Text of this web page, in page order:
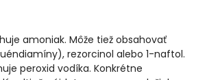
amoniak. Môže tiež obsahovať
rezorcinol alebo 1-naftol.
peroxid vodíka. Konkrétne